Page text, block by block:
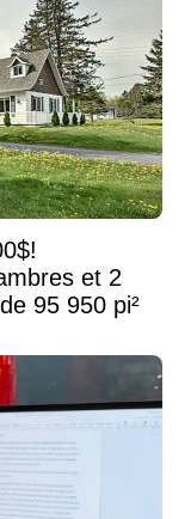
et 2
95 950 pi²